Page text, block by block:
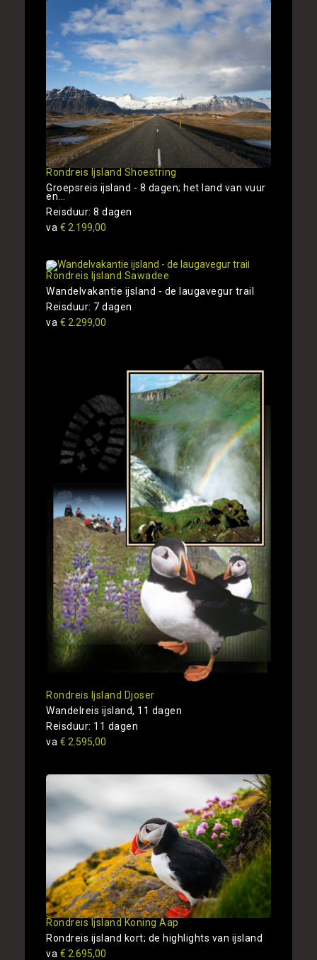
Rondreis Ijsland Shoestring
Groepsreis ijsland - 8 dagen; het land van vuur
en...
Reisduur: 8 dagen
va € 2.199,00
Rondreis Ijsland Sawadee
Wandelvakantie ijsland - de laugavegur trail
Reisduur: 7 dagen
va € 2.299,00
Rondreis Ijsland Djoser
Wandelreis ijsland, 11 dagen
Reisduur: 11 dagen
va € 2.595,00
Rondreis Ijsland Koning Aap
Rondreis ijsland kort; de highlights van ijsland
va € 2.695,00